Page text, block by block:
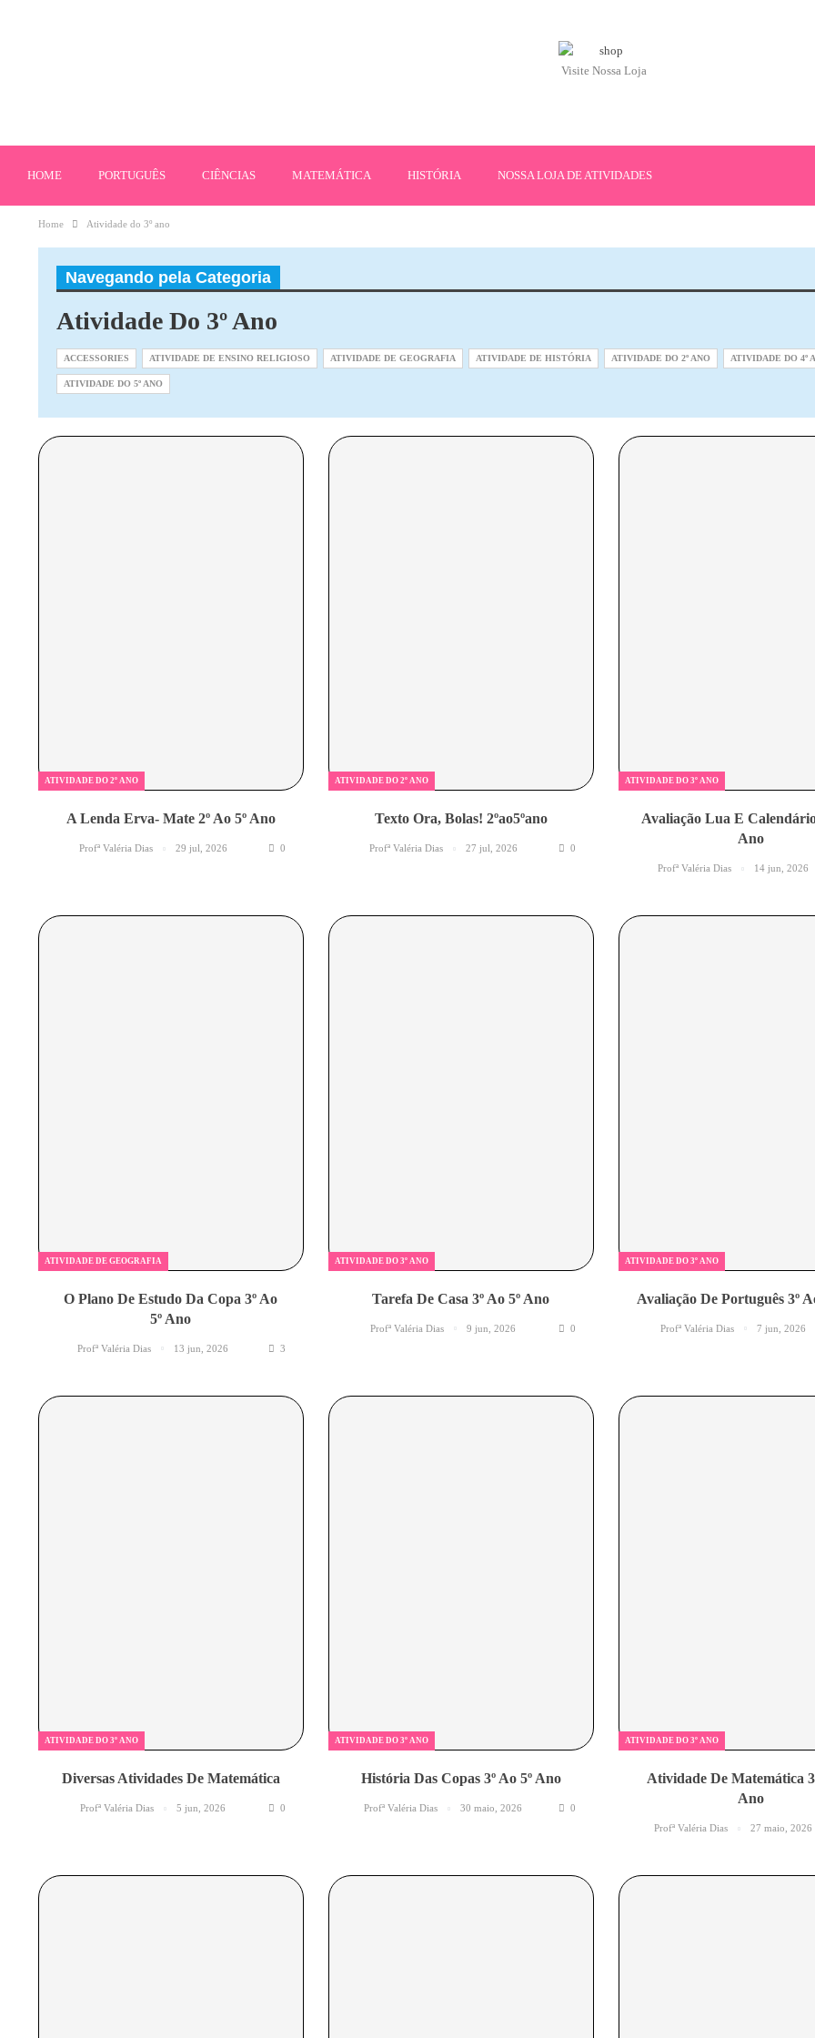
Visite Nossa Loja
HOME PORTUGUÊS CIÊNCIAS MATEMÁTICA HISTÓRIA NOSSA LOJA DE ATIVIDADES
Home Atividade do 3º ano
Navegando pela Categoria
Atividade Do 3º Ano
ACCESSORIES ATIVIDADE DE ENSINO RELIGIOSO ATIVIDADE DE GEOGRAFIA ATIVIDADE DE HISTÓRIA ATIVIDADE DO 2º ANO ATIVIDADE DO 4º
ATIVIDADE DO 5º ANO
ATIVIDADE DO 2º ANO
A Lenda Erva- Mate 2º Ao 5º Ano
Profª Valéria Dias 29 jul, 2026 0
ATIVIDADE DO 2º ANO
Texto Ora, Bolas! 2ºao5ºano
Profª Valéria Dias 27 jul, 2026 0
ATIVIDADE DO 3º ANO
Avaliação Lua E Calendário
Ano
Profª Valéria Dias 14 jun, 2026
ATIVIDADE DE GEOGRAFIA
O Plano De Estudo Da Copa 3º Ao
5º Ano
Profª Valéria Dias 13 jun, 2026 3
ATIVIDADE DO 3º ANO
Tarefa De Casa 3º Ao 5º Ano
Profª Valéria Dias 9 jun, 2026 0
ATIVIDADE DO 3º ANO
Avaliação De Português 3º
Profª Valéria Dias 7 jun, 2026
ATIVIDADE DO 3º ANO
Diversas Atividades De Matemática
Profª Valéria Dias 5 jun, 2026 0
ATIVIDADE DO 3º ANO
História Das Copas 3º Ao 5º Ano
Profª Valéria Dias 30 maio, 2026 0
ATIVIDADE DO 3º ANO
Atividade De Matemática
Ano
Profª Valéria Dias 27 maio, 2026